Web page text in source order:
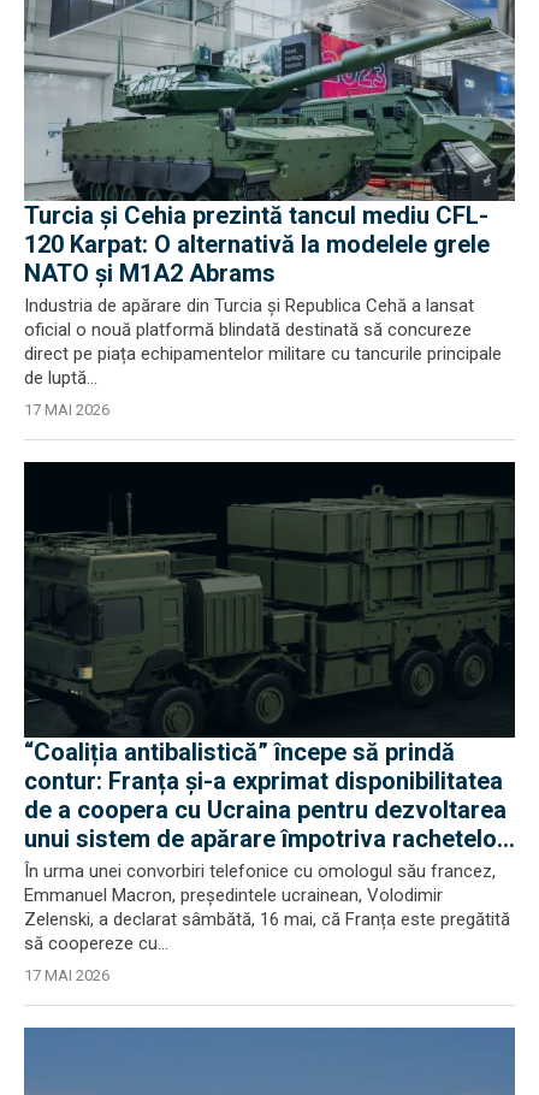
Turcia și Cehia prezintă tancul mediu CFL-
120 Karpat: O alternativă la modelele grele
NATO și M1A2 Abrams
Industria de apărare din Turcia și Republica Cehă a lansat
oficial o nouă platformă blindată destinată să concureze
direct pe piața echipamentelor militare cu tancurile principale
de luptă...
17 MAI 2026
“Coaliția antibalistică” începe să prindă
contur: Franța și-a exprimat disponibilitatea
de a coopera cu Ucraina pentru dezvoltarea
unui sistem de apărare împotriva rachetelor
balistice
În urma unei convorbiri telefonice cu omologul său francez,
Emmanuel Macron, președintele ucrainean, Volodimir
Zelenski, a declarat sâmbătă, 16 mai, că Franța este pregătită
să coopereze cu...
17 MAI 2026